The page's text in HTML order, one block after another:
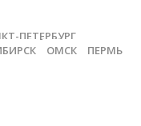
ПЕТЕРБУРГ
ОМСК
ПЕРМЬ